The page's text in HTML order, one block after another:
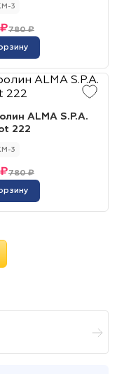
3
780 ₽
ALMA S.P.A.
222
3
780 ₽